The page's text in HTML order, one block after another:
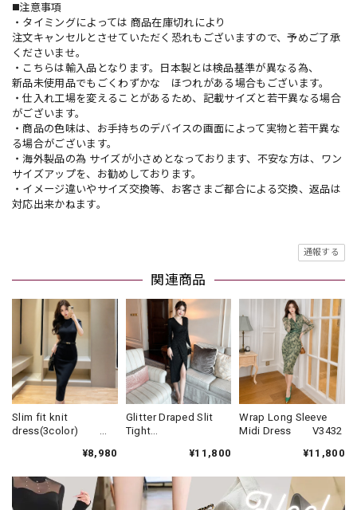
◼️注意事項
・タイミングによっては 商品在庫切れにより
注文キャンセルとさせていただく恐れもございますので、予めご了承
くださいませ。
・こちらは輸入品となります。日本製とは検品基準が異なる為、
新品未使用品でもごくわずかな ほつれがある場合もございます。
・仕入れ工場を変えることがあるため、記載サイズと若干異なる場合
がございます。
・商品の色味は、お手持ちのデバイスの画面によって実物と若干異な
る場合がございます。
・海外製品の為 サイズが小さめとなっております、不安な方は、ワン
サイズアップを、お勧めしております。
・イメージ違いやサイズ交換等、お客さまご都合による交換、返品は
対応出来かねます。
通報する
関連商品
Slim fit knit
dress(3color)
¥8,980
Glitter Draped Slit
Tight
¥11,800
Wrap Long Sleeve
Midi Dress V3432
¥11,800